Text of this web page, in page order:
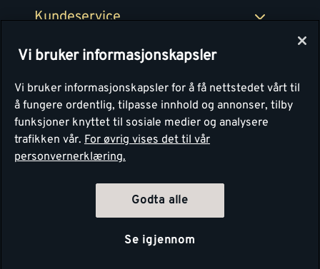
Kundeservice
Montér
Vi bruker informasjonskapsler
Vi bruker informasjonskapsler for å få nettstedet vårt til
å fungere ordentlig, tilpasse innhold og annonser, tilby
funksjoner knyttet til sosiale medier og analysere
trafikken vår. For øvrig vises det til vår
personvernerklæring.
Godta alle
Se igjennom